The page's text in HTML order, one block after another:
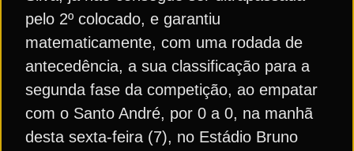
pelo 2º colocado, e garantiu
matematicamente, com uma rodada de
antecedência, a sua classificação para a
segunda fase da competição, ao empatar
com o Santo André, por 0 a 0, na manhã
desta sexta-feira (7), no Estádio Bruno